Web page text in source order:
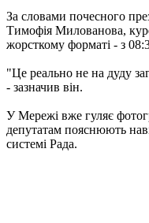
За словами почесного
Тимофія Милованова,
жорсткому форматі - з
"Це реально не на дуду
- зазначив він.
У Мережі вже гуляє
депутатам пояснюють
системі Рада.